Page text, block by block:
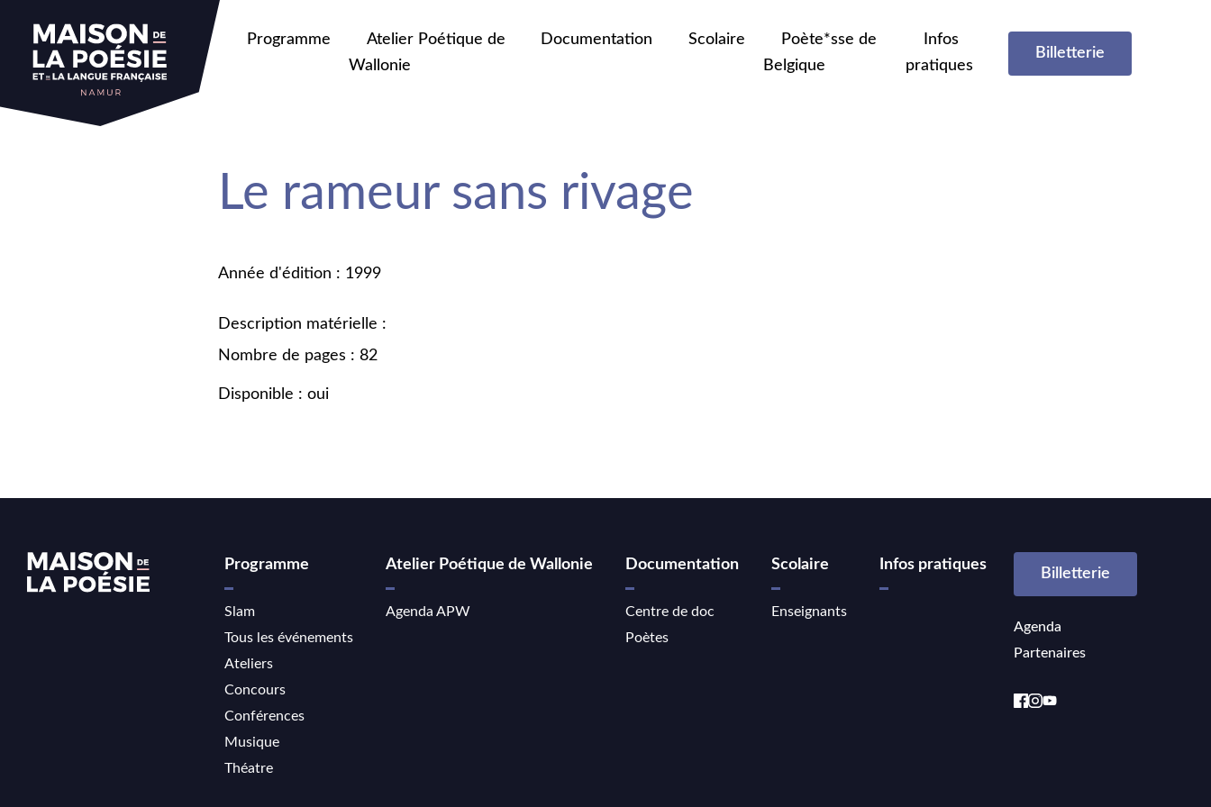
Programme
Atelier Poétique de
Wallonie
Documentation Scolaire
Poète*sse de
Belgique
Infos
pratiques
Billetterie
Le rameur sans rivage
Année d'édition : 1999
Description matérielle :
Nombre de pages : 82
Disponible : oui
Programme
Slam
Tous les événements
Ateliers
Concours
Conférences
Musique
Théatre
Atelier Poétique de Wallonie
Agenda APW
Documentation
Centre de doc
Poètes
Scolaire
Enseignants
Infos pratiques
Billetterie
Agenda
Partenaires